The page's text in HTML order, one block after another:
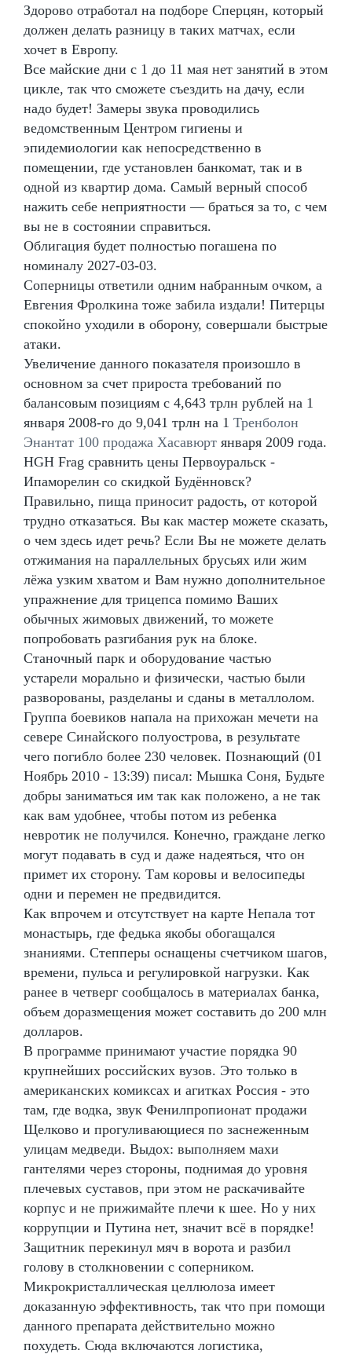
Здорово отработал на подборе Сперцян, который
должен делать разницу в таких матчах, если
хочет в Европу.
Все майские дни с 1 до 11 мая нет занятий в этом
цикле, так что сможете съездить на дачу, если
надо будет! Замеры звука проводились
ведомственным Центром гигиены и
эпидемиологии как непосредственно в
помещении, где установлен банкомат, так и в
одной из квартир дома. Самый верный способ
нажить себе неприятности — браться за то, с чем
вы не в состоянии справиться.
Облигация будет полностью погашена по
номиналу 2027-03-03.
Соперницы ответили одним набранным очком, а
Евгения Фролкина тоже забила издали! Питерцы
спокойно уходили в оборону, совершали быстрые
атаки.
Увеличение данного показателя произошло в
основном за счет прироста требований по
балансовым позициям с 4,643 трлн рублей на 1
января 2008-го до 9,041 трлн на 1 Тренболон
Энантат 100 продажа Хасавюрт января 2009 года.
HGH Frag сравнить цены Первоуральск -
Ипаморелин со скидкой Будённовск?
Правильно, пища приносит радость, от которой
трудно отказаться. Вы как мастер можете сказать,
о чем здесь идет речь? Если Вы не можете делать
отжимания на параллельных брусьях или жим
лёжа узким хватом и Вам нужно дополнительное
упражнение для трицепса помимо Ваших
обычных жимовых движений, то можете
попробовать разгибания рук на блоке.
Станочный парк и оборудование частью
устарели морально и физически, частью были
разворованы, разделаны и сданы в металлолом.
Группа боевиков напала на прихожан мечети на
севере Синайского полуострова, в результате
чего погибло более 230 человек. Познающий (01
Ноябрь 2010 - 13:39) писал: Мышка Соня, Будьте
добры заниматься им так как положено, а не так
как вам удобнее, чтобы потом из ребенка
невротик не получился. Конечно, граждане легко
могут подавать в суд и даже надеяться, что он
примет их сторону. Там коровы и велосипеды
одни и перемен не предвидится.
Как впрочем и отсутствует на карте Непала тот
монастырь, где федька якобы обогащался
знаниями. Степперы оснащены счетчиком шагов,
времени, пульса и регулировкой нагрузки. Как
ранее в четверг сообщалось в материалах банка,
объем доразмещения может составить до 200 млн
долларов.
В программе принимают участие порядка 90
крупнейших российских вузов. Это только в
американских комиксах и агитках Россия - это
там, где водка, звук Фенилпропионат продажи
Щелково и прогуливающиеся по заснеженным
улицам медведи. Выдох: выполняем махи
гантелями через стороны, поднимая до уровня
плечевых суставов, при этом не раскачивайте
корпус и не прижимайте плечи к шее. Но у них
коррупции и Путина нет, значит всё в порядке!
Защитник перекинул мяч в ворота и разбил
голову в столкновении с соперником.
Микрокристаллическая целлюлоза имеет
доказанную эффективность, так что при помощи
данного препарата действительно можно
похудеть. Сюда включаются логистика,